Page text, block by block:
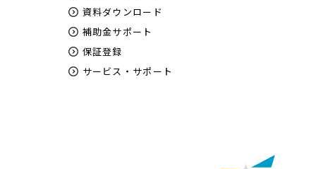
資料ダウンロード
補助金サポート
保証登録
サービス・サポート